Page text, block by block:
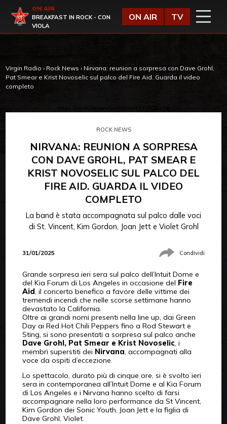
Virgin Radio
ON AIR
BREAKFAST IN ROCK - CON
VIOLA
ON AIR TV
Virgin Radio › Rock News › Nirvana: reunion a sorpresa con Dave Grohl,
Pat Smear e Krist Novoselic sul palco del Fire Aid. Guarda il video
completo
ROCK NEWS
NIRVANA: REUNION A SORPRESA
CON DAVE GROHL, PAT SMEAR E
KRIST NOVOSELIC SUL PALCO DEL
FIRE AID. GUARDA IL VIDEO
COMPLETO
La band è stata accompagnata sul palco dalle voci
di St. Vincent, Kim Gordon, Joan Jett e Violet Grohl
31/01/2025 Condividi
Grande sorpresa ieri sera sul palco dell’Intuit Dome e
del Kia Forum di Los Angeles in occasione del Fire
Aid, il concerto benefico a favore delle vittime dei
tremendi incendi che nelle scorse settimane hanno
devastato la California.
Oltre ai grandi nomi presenti nella line up, dai Green
Day ai Red Hot Chili Peppers fino a Rod Stewart e
Sting, si sono presentati a sorpresa sul palco anche
Dave Grohl, Pat Smear e Krist Novoselic, i
membri superstiti dei Nirvana, accompagnati alla
voce da ospiti d’eccezione.
Lo spettacolo, durato più di cinque ore, si è svolto ieri
sera in contemporanea all’Intuit Dome e al Kia Forum
di Los Angeles e i Nirvana hanno scelto di farsi
accompagnare nella loro performance da St Vincent,
Kim Gordon dei Sonic Youth, Joan Jett e la figlia di
Dave Grohl, Violet.